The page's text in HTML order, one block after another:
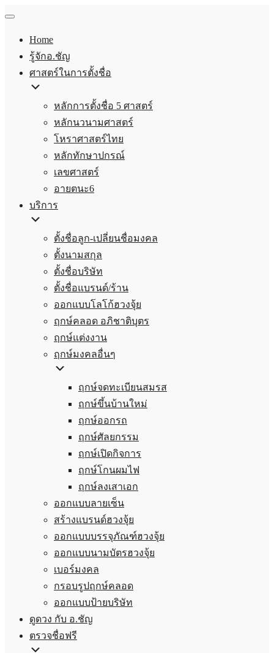
Home
รู้จักอ.ชัญ
ศาสตร์ในการตั้งชื่อ
หลักการตั้งชื่อ 5 ศาสตร์
หลักนวนามศาสตร์
โหราศาสตร์ไทย
หลักทักษาปกรณ์
เลขศาสตร์
อายตนะ6
บริการ
ตั้งชื่อลูก-เปลี่ยนชื่อมงคล
ตั้งนามสกุล
ตั้งชื่อบริษัท
ตั้งชื่อแบรนด์/ร้าน
ออกแบบโลโก้ฮวงจุ้ย
ฤกษ์คลอด อภิชาติบุตร
ฤกษ์แต่งงาน
ฤกษ์มงคลอื่นๆ
ฤกษ์จดทะเบียนสมรส
ฤกษ์ขึ้นบ้านใหม่
ฤกษ์ออกรถ
ฤกษ์ศัลยกรรม
ฤกษ์เปิดกิจการ
ฤกษ์โกนผมไฟ
ฤกษ์ลงเสาเอก
ออกแบบลายเซ็น
สร้างแบรนด์ฮวงจุ้ย
ออกแบบบรรจุภัณฑ์ฮวงจุ้ย
ออกแบบนามบัตรฮวงจุ้ย
เบอร์มงคล
กรอบรูปฤกษ์คลอด
ออกแบบป้ายบริษัท
ดูดวง กับ อ.ชัญ
ตรวจชื่อฟรี